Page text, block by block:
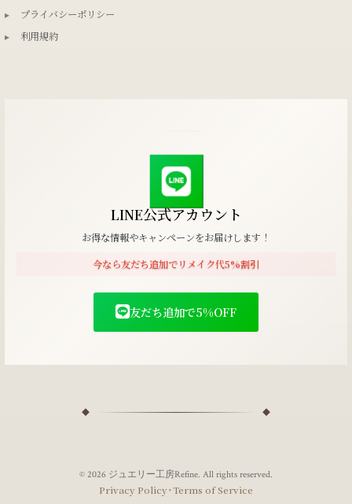
▸
プライバシーポリシー
▸
利用規約
LINE公式アカウント
お得な情報やキャンペーンをお届けします！
今なら友だち追加でリメイク代5%割引
友だち追加で5%OFF
© 2026 ジュエリー工房Refine. All rights reserved.
Privacy Policy･Terms of Service